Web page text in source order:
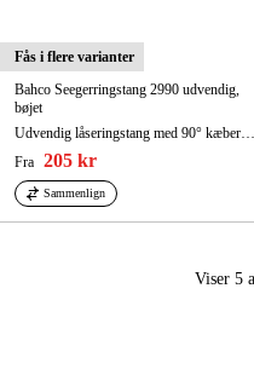
Fås i flere varianter
Bahco Seegerringstang 2990 udvendig,
bøjet
Udvendig låseringstang med 90° kæber og fosfateret udførelse 127 mm
Fra 205 kr
Sammenlign
Viser 5